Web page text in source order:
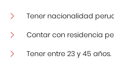
Tener nacionalidad
Contar con residencia
Tener entre 23 y 45 años.